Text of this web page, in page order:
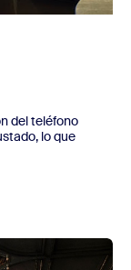
del teléfono
lo que